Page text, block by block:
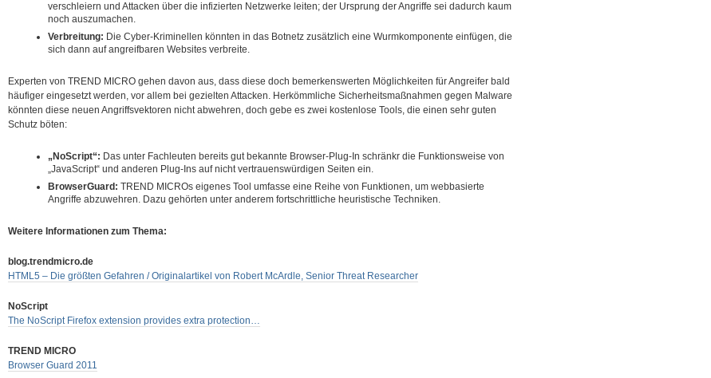
verschleiern und Attacken über die infizierten Netzwerke leiten; der Ursprung der Angriffe sei dadurch kaum
noch auszumachen.
Verbreitung: Die Cyber-Kriminellen könnten in das Botnetz zusätzlich eine Wurmkomponente einfügen, die
sich dann auf angreifbaren Websites verbreite.
Experten von TREND MICRO gehen davon aus, dass diese doch bemerkenswerten Möglichkeiten für Angreifer bald
häufiger eingesetzt werden, vor allem bei gezielten Attacken. Herkömmliche Sicherheitsmaßnahmen gegen Malware
könnten diese neuen Angriffsvektoren nicht abwehren, doch gebe es zwei kostenlose Tools, die einen sehr guten
Schutz böten:
„NoScript“: Das unter Fachleuten bereits gut bekannte Browser-Plug-In schränkr die Funktionsweise von
„JavaScript“ und anderen Plug-Ins auf nicht vertrauenswürdigen Seiten ein.
BrowserGuard: TREND MICROs eigenes Tool umfasse eine Reihe von Funktionen, um webbasierte
Angriffe abzuwehren. Dazu gehörten unter anderem fortschrittliche heuristische Techniken.
Weitere Informationen zum Thema:
blog.trendmicro.de
HTML5 – Die größten Gefahren / Originalartikel von Robert McArdle, Senior Threat Researcher
NoScript
The NoScript Firefox extension provides extra protection…
TREND MICRO
Browser Guard 2011